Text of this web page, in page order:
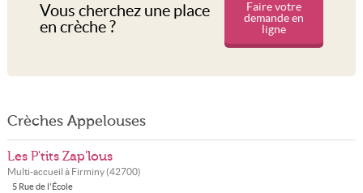
Vous cherchez une place
en crèche ?
Faire votre
demande en
ligne
Crèches Appelouses
Les P'tits Zap'lous
Multi-accueil à Firminy(42700)
5 Rue de l'École